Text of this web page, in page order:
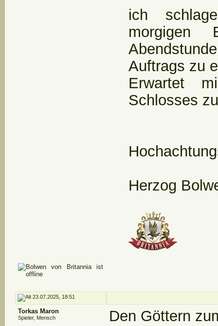
ich
morgigen
Auftrags zu
Erwartet
Schlosses
Herzog
23.07.2025, 18:51
Torkas Maron
Spieler, Mensch
Den Göttern